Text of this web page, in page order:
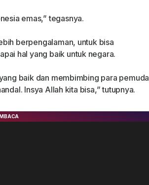
emas,” tegasnya.
berpengalaman, untuk bisa
hal yang baik untuk negara.
baik dan membimbing para pemuda
Insya Allah kita bisa,” tutupnya.